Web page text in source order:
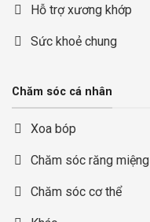
Hỗ trợ xương khớp
Sức khoẻ chung
Chăm sóc cá nhân
Xoa bóp
Chăm sóc răng miệng
Chăm sóc cơ thể